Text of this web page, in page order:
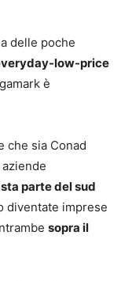
delle poche
low-price
è
che sia Conad
parte del sud
diventate imprese
sopra il